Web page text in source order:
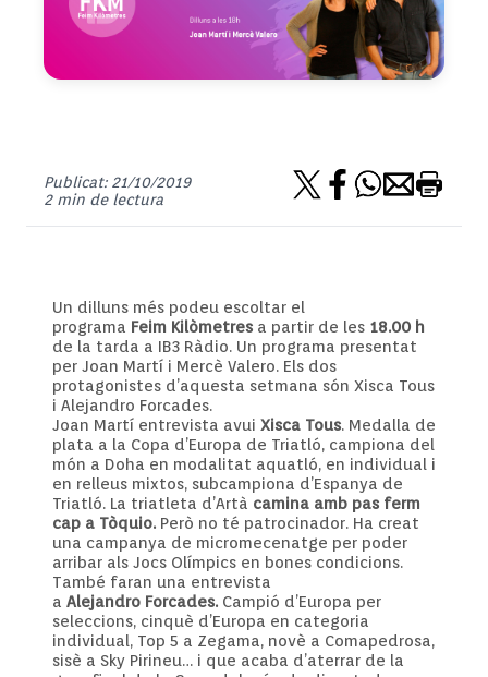
Publicat: 21/10/2019
2 min de lectura
Un dilluns més podeu escoltar el
programa Feim Kilòmetres a partir de les 18.00 h
de la tarda a IB3 Ràdio. Un programa presentat
per Joan Martí i Mercè Valero. Els dos
protagonistes d’aquesta setmana són Xisca Tous
i Alejandro Forcades.
Joan Martí entrevista avui Xisca Tous. Medalla de
plata a la Copa d’Europa de Triatló, campiona del
món a Doha en modalitat aquatló, en individual i
en relleus mixtos, subcampiona d’Espanya de
Triatló. La triatleta d’Artà camina amb pas ferm
cap a Tòquio. Però no té patrocinador. Ha creat
una campanya de micromecenatge per poder
arribar als Jocs Olímpics en bones condicions.
També faran una entrevista
a Alejandro Forcades. Campió d’Europa per
seleccions, cinquè d’Europa en categoria
individual, Top 5 a Zegama, novè a Comapedrosa,
sisè a Sky Pirineu… i que acaba d’aterrar de la